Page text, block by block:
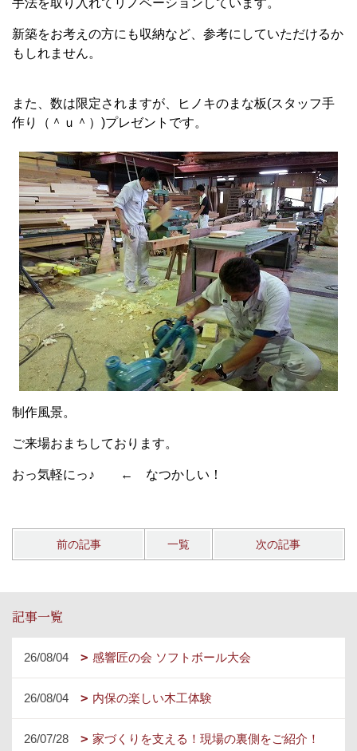
手法を取り入れてリノベーションしています。
新築をお考えの方にも収納など、参考にしていただけるか
もしれません。
また、数は限定されますが、ヒノキのまな板(スタッフ手
作り（＾ｕ＾）)プレゼントです。
制作風景。
ご来場おまちしております。
おっ気軽にっ♪ ← なつかしい！
前の記事 一覧 次の記事
記事一覧
26/08/04 感響匠の会 ソフトボール大会
26/08/04 内保の楽しい木工体験
26/07/28 家づくりを支える！現場の裏側をご紹介！